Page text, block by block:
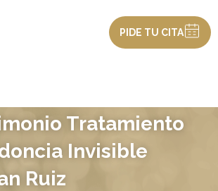
PIDE TU CITA
Tratamiento
Invisible
Ruiz